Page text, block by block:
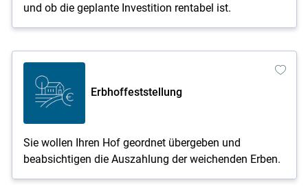
und ob die geplante Investition rentabel ist.
Erbhoffeststellung
Sie wollen Ihren Hof geordnet übergeben und
beabsichtigen die Auszahlung der weichenden Erben.